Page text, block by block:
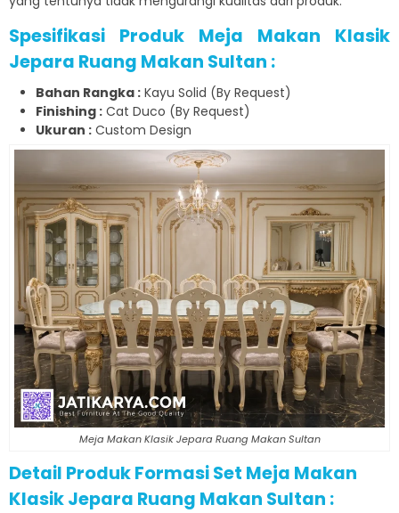
Spesifikasi Produk Meja Makan Klasik
Jepara Ruang Makan Sultan :
Bahan Rangka : Kayu Solid (By Request)
Finishing : Cat Duco (By Request)
Ukuran : Custom Design
Meja Makan Klasik Jepara Ruang Makan Sultan
Detail Produk Formasi Set Meja Makan
Klasik Jepara Ruang Makan Sultan :